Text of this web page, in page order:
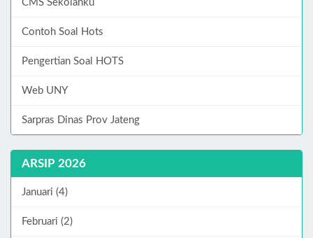
CMS Sekolahku
Contoh Soal Hots
Pengertian Soal HOTS
Web UNY
Sarpras Dinas Prov Jateng
ARSIP 2026
Januari (4)
Februari (2)